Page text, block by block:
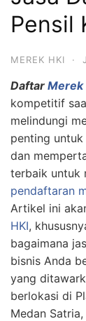
Pensil
MEREK HKI ·
Daftar Merek
kompetitif
melindungi
penting
dan
terbaik untuk
pendaftaran
Artikel ini
HKI,
bagaimana
bisnis Anda
yang
berlokasi di
Medan